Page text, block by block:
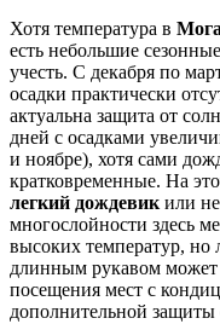
Хотя температура в
есть небольшие
учесть. С декабря по
осадки практически
актуальна защита от
дней с осадками
и ноябре), хотя сами
кратковременные. На
легкий дождевик или
многослойности здесь
высоких температур, но
длинным рукавом может
посещения мест с
дополнительной защиты